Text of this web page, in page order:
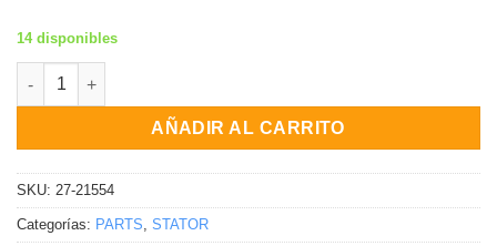
14 disponibles
Estator Polaris Sport 400L Big Boss 400L 6X6 Sportsman
AÑADIR AL CARRITO
SKU: 27-21554
Categorías: PARTS STATOR